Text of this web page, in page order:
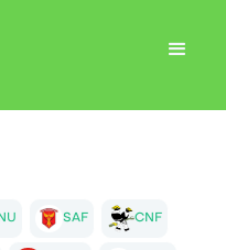
SAF CNF